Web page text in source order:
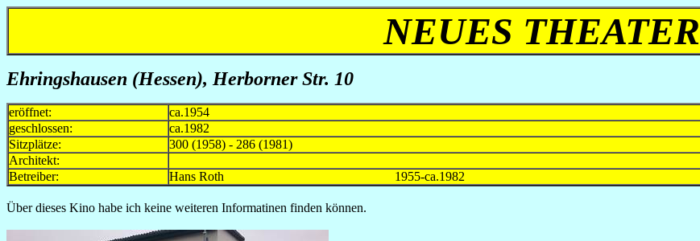
NEUES THEATER
Ehringshausen (Hessen), Herborner Str. 10
eröffnet:
ca.1954
geschlossen:
ca.1982
Sitzplätze:
300 (1958) - 286 (1981)
Architekt:
Betreiber:
Hans Roth 1955-ca.1982
Über dieses Kino habe ich keine weiteren Informatinen finden können.